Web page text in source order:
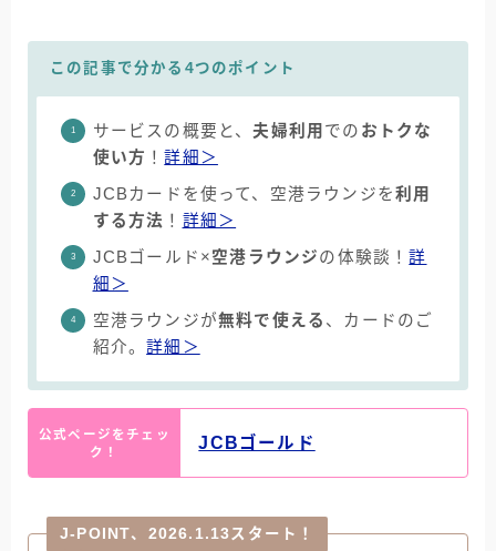
この記事で分かる4つのポイント
サービスの概要と、夫婦利用 での おトクな
使い方 ！詳細＞
JCBカードを使って、空港ラウンジを利用
する方法 ！ 詳細＞
JCBゴールド×空港ラウンジの体験談！詳
細＞
空港ラウンジが無料で使える 、カードのご
紹介。詳細＞
公式ページをチェッ
ク！
JCBゴールド
J-POINT、2026.1.13スタート！